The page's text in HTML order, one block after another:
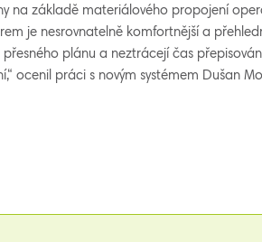
na základě materiálového propojení
je nesrovnatelně komfortnější a
plánu a neztrácejí čas
ocenil práci s novým systémem Dušan